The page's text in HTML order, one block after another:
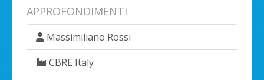
APPROFONDIMENTI
Massimiliano Rossi
CBRE Italy